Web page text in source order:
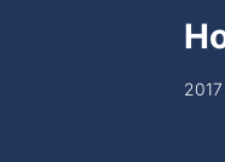
2017